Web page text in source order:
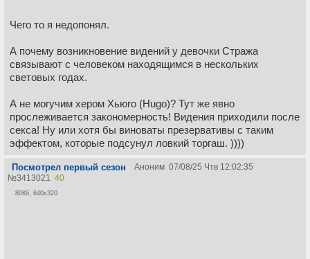
Чего то я недопонял.
А почему возникновение видений у девочки Стража
связывают с человеком находящимся в нескольких
световых годах.
А не могучим хером Хьюго (Hugo)? Тут же явно
прослеживается закономерность! Видения приходили после
секса! Ну или хотя бы виноваты презервативы с таким
эффектом, которые подсунул ловкий торгаш. ))))
Посмотрел первый сезон Аноним 07/08/25 Чтв 12:02:35
№3413021 40
80Кб, 640x320